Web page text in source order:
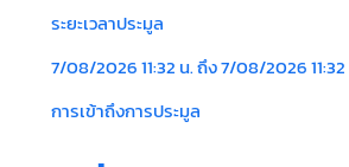
ระยะเวลาประมูล
7/08/2026 11:32 น. ถึง 7/08/2026 11:32
การเข้าถึงการประมูล